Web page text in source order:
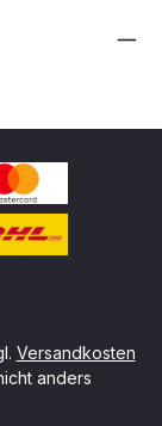
Versandkosten
anders